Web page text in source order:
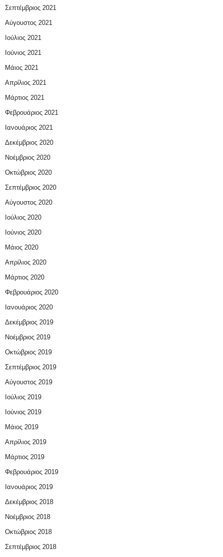
Σεπτέμβριος 2021
Αύγουστος 2021
Ιούλιος 2021
Ιούνιος 2021
Μάιος 2021
Απρίλιος 2021
Μάρτιος 2021
Φεβρουάριος 2021
Ιανουάριος 2021
Δεκέμβριος 2020
Νοέμβριος 2020
Οκτώβριος 2020
Σεπτέμβριος 2020
Αύγουστος 2020
Ιούλιος 2020
Ιούνιος 2020
Μάιος 2020
Απρίλιος 2020
Μάρτιος 2020
Φεβρουάριος 2020
Ιανουάριος 2020
Δεκέμβριος 2019
Νοέμβριος 2019
Οκτώβριος 2019
Σεπτέμβριος 2019
Αύγουστος 2019
Ιούλιος 2019
Ιούνιος 2019
Μάιος 2019
Απρίλιος 2019
Μάρτιος 2019
Φεβρουάριος 2019
Ιανουάριος 2019
Δεκέμβριος 2018
Νοέμβριος 2018
Οκτώβριος 2018
Σεπτέμβριος 2018